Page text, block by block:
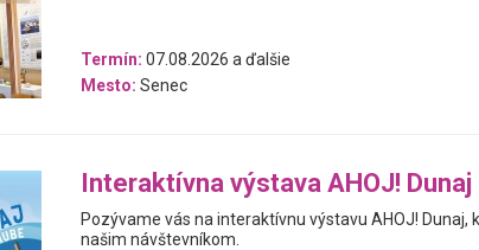
Termín: 07.08.2026 a ďalšie
Mesto: Senec
Interaktívna výstava AHOJ! Dunaj
Pozývame vás na interaktívnu výstavu AHOJ! Dunaj,
našim návštevníkom.